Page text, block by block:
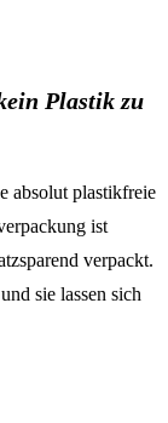
Plastik zu
absolut plastikfreie
ist
verpackt.
sie lassen sich